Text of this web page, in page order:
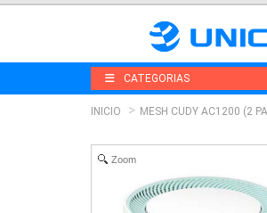
CATEGORIAS
INICIO MESH CUDY AC1200 (2
Zoom